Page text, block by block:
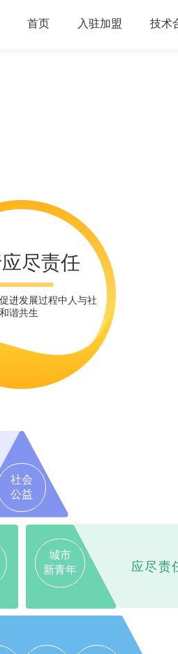
首页 入驻加盟 技术
尽责任
进发展过程中人与社
谐共生
社会
公益
城市
新青年
应尽责